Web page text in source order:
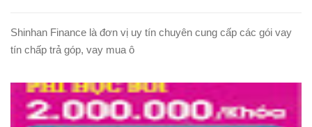
Shinhan Finance là đơn vị uy tín chuyên cung cấp các gói vay
tín chấp trả góp, vay mua ô